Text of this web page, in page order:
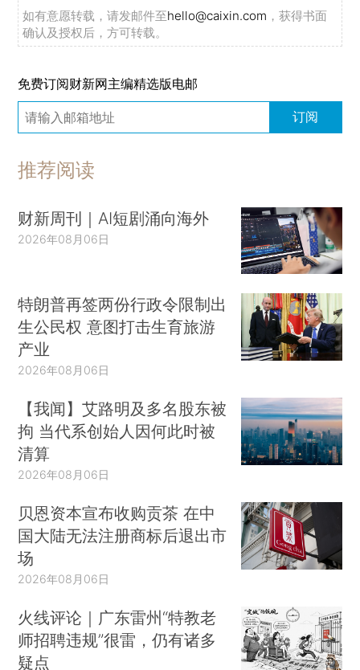
如有意愿转载，请发邮件至hello@caixin.com ，获得书面
确认及授权后，方可转载。
免费订阅财新网主编精选版电邮
订阅
推荐阅读
财新周刊｜AI短剧涌向海外
2026年08月06日
特朗普再签两份行政令限制出
生公民权 意图打击生育旅游
产业
2026年08月06日
【我闻】艾路明及多名股东被
拘 当代系创始人因何此时被
清算
2026年08月06日
贝恩资本宣布收购贡茶 在中
国大陆无法注册商标后退出市
场
2026年08月06日
火线评论｜广东雷州“特教老
师招聘违规”很雷，仍有诸多
疑点